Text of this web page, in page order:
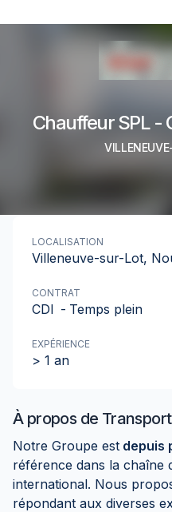
Chauffeur SPL -
À propos de
Notre Groupe est depuis
référence dans la chaîne
international. Nous
répondant aux diverses
LOCALISATION
Villeneuve-sur-Lot,
CONTRAT
CDI - Temps plein
EXPÉRIENCE
> 1 an